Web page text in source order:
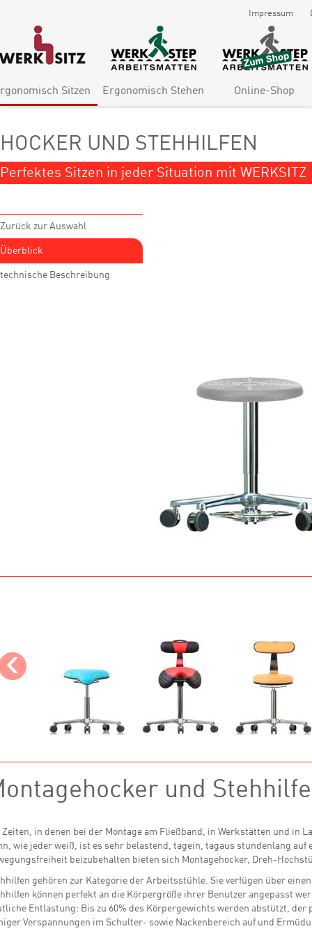
Impressum
Sitzen Ergonomisch Stehen Online-Shop
HOCKER UND STEHHILFEN
Perfektes Sitzen in jeder Situation mit WERKSITZ
Zurück zur Auswahl
Überblick
technische Beschreibung
‹
und Stehhilfe
Zeiten, in denen bei der Montage am Fließband, in Werkstätten und
wie jeder weiß, ist es sehr belastend, tagein, tagaus stundenlang
beizubehalten bieten sich Montagehocker, Dreh-
gehören zur Kategorie der Arbeitsstühle. Sie verfügen über
können perfekt an die Körpergröße ihrer Benutzer angepasst
Entlastung: Bis zu 60% des Körpergewichts werden abstützt,
Verspannungen im Schulter- sowie Nackenbereich auf und